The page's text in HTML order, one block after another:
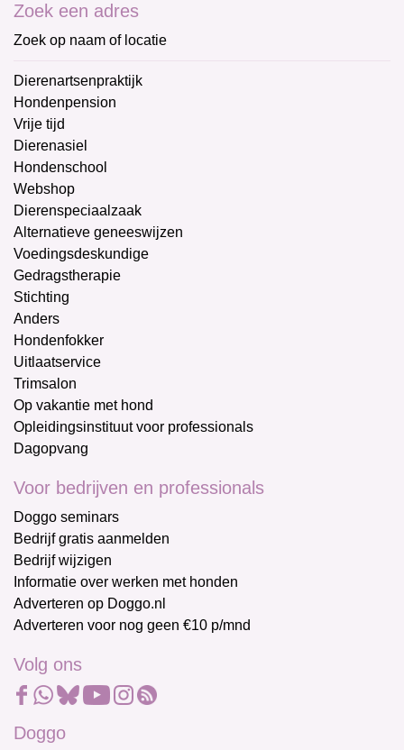
Zoek een adres
Zoek op naam of locatie
Dierenartsenpraktijk
Hondenpension
Vrije tijd
Dierenasiel
Hondenschool
Webshop
Dierenspeciaalzaak
Alternatieve geneeswijzen
Voedingsdeskundige
Gedragstherapie
Stichting
Anders
Hondenfokker
Uitlaatservice
Trimsalon
Op vakantie met hond
Opleidingsinstituut voor professionals
Dagopvang
Voor bedrijven en professionals
Doggo seminars
Bedrijf gratis aanmelden
Bedrijf wijzigen
Informatie over werken met honden
Adverteren op Doggo.nl
Adverteren voor nog geen €10 p/mnd
Volg ons
Doggo